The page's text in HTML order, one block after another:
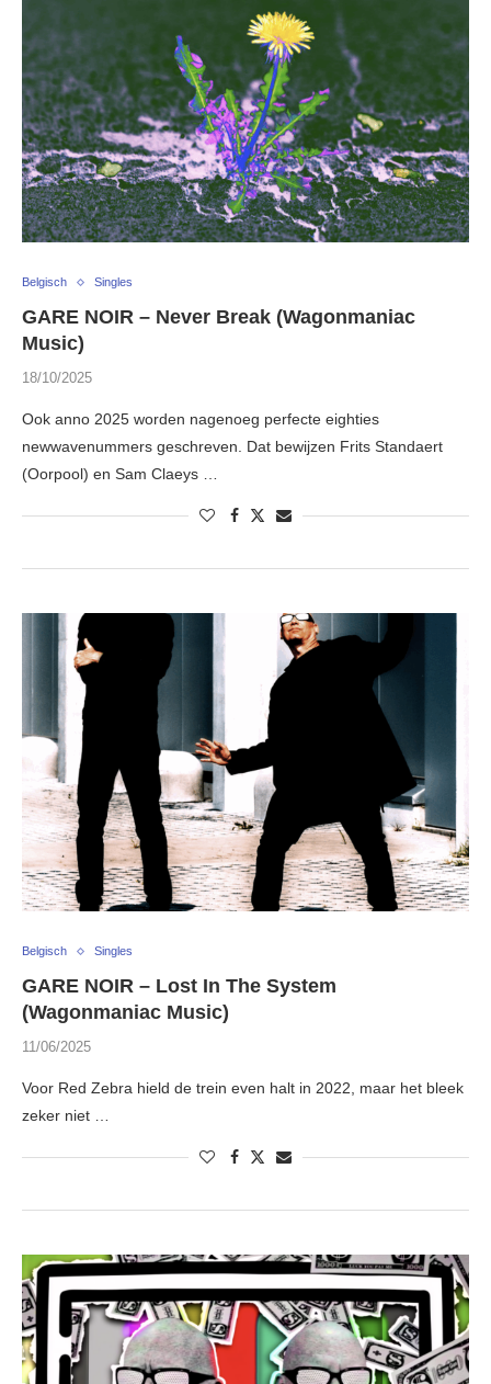
Belgisch Singles
GARE NOIR – Never Break (Wagonmaniac
Music)
18/10/2025
Ook anno 2025 worden nagenoeg perfecte eighties
newwavenummers geschreven. Dat bewijzen Frits Standaert
(Oorpool) en Sam Claeys …
Belgisch Singles
GARE NOIR – Lost In The System
(Wagonmaniac Music)
11/06/2025
Voor Red Zebra hield de trein even halt in 2022, maar het bleek
zeker niet …